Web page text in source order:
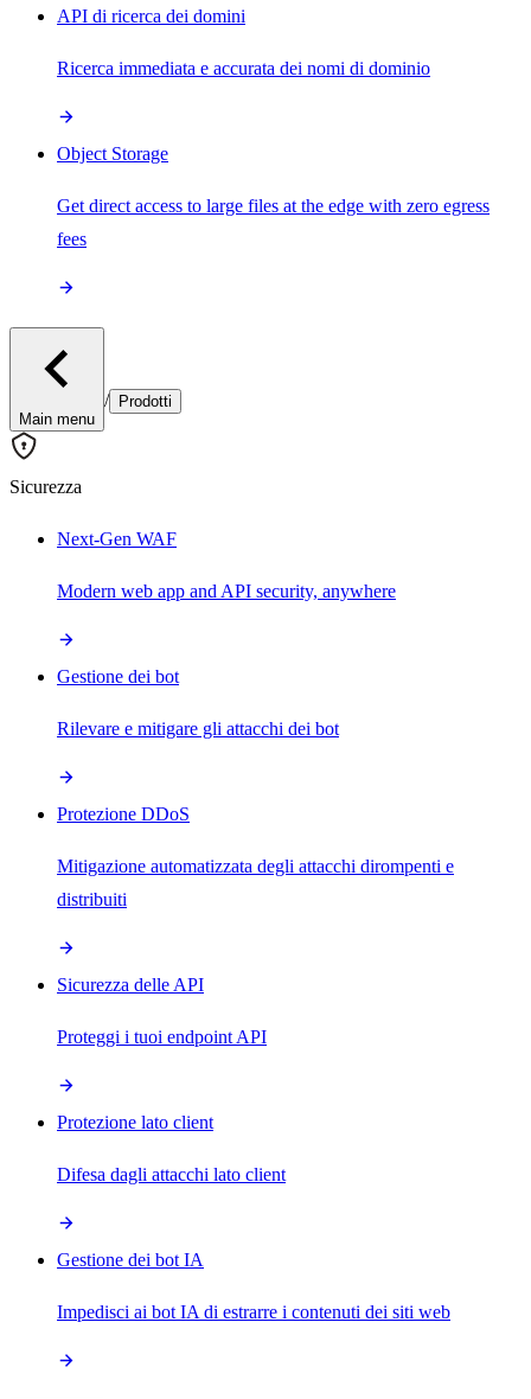
API di ricerca dei domini
Ricerca immediata e accurata dei nomi di dominio
Object Storage
Get direct access to large files at the edge with zero egress
fees
Main menu
/ Prodotti
Sicurezza
Next-Gen WAF
Modern web app and API security, anywhere
Gestione dei bot
Rilevare e mitigare gli attacchi dei bot
Protezione DDoS
Mitigazione automatizzata degli attacchi dirompenti e
distribuiti
Sicurezza delle API
Proteggi i tuoi endpoint API
Protezione lato client
Difesa dagli attacchi lato client
Gestione dei bot IA
Impedisci ai bot IA di estrarre i contenuti dei siti web